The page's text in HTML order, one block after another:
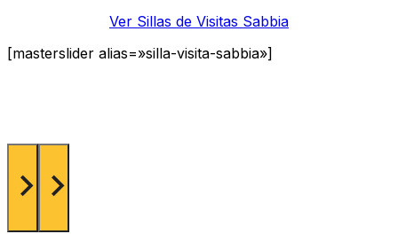
Ver Sillas de Visitas Sabbia
[masterslider alias=»silla-visita-sabbia»]